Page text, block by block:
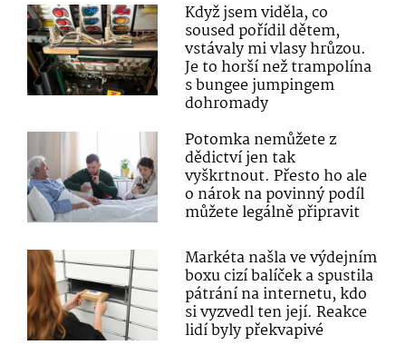
Když jsem viděla, co
soused pořídil dětem,
vstávaly mi vlasy hrůzou.
Je to horší než trampolína
s bungee jumpingem
dohromady
Potomka nemůžete z
dědictví jen tak
vyškrtnout. Přesto ho ale
o nárok na povinný podíl
můžete legálně připravit
Markéta našla ve výdejním
boxu cizí balíček a spustila
pátrání na internetu, kdo
si vyzvedl ten její. Reakce
lidí byly překvapivé